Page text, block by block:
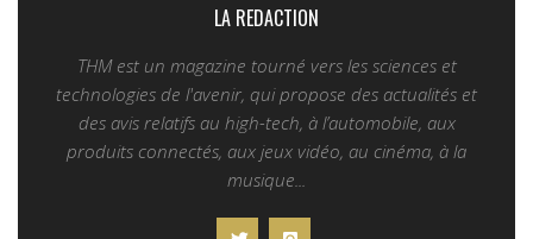
LA REDACTION
THM est un magazine tourné vers les sciences et
technologies de l'avenir, qui propose des actualités et
des avis relatifs au high-tech, à l’automobile, aux
produits connectés, aux jeux vidéo, au cinéma, à la
musique...